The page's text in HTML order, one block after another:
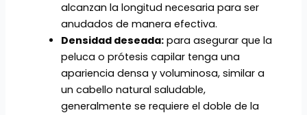
alcanzan la longitud necesaria para ser
anudados de manera efectiva.
Densidad deseada:para asegurar que la
peluca o prótesis capilar tenga una
apariencia densa y voluminosa, similar a
un cabello natural saludable,
generalmente se requiere el doble de la